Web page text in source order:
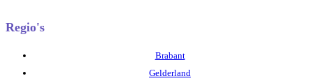
Regio's
Brabant
Gelderland